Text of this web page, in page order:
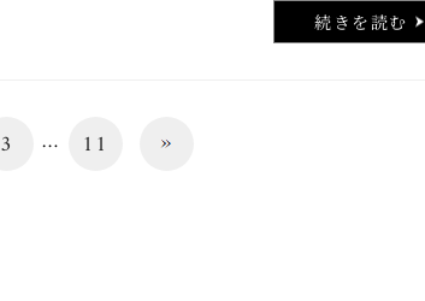
近年は、茶葉を取り巻く環境は大きく変化して …..
続きを読む
3 … 11